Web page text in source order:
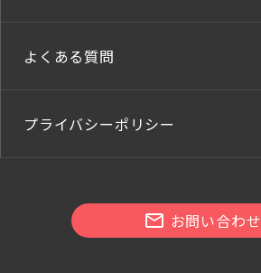
よくある質問
プライバシーポリシー
お問い合わせ